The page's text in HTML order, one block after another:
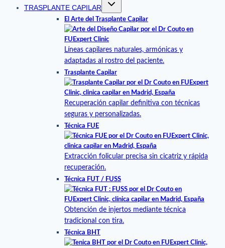
TRASPLANTE CAPILAR
El Arte del Trasplante Capilar
Líneas capilares naturales, armónicas y
adaptadas al rostro del paciente.
Trasplante Capilar
Recuperación capilar definitiva con técnicas
seguras y personalizadas.
Técnica FUE
Extracción folicular precisa sin cicatriz y rápida
recuperación.
Técnica FUT / FUSS
Obtención de injertos mediante técnica
tradicional con tira.
Técnica BHT